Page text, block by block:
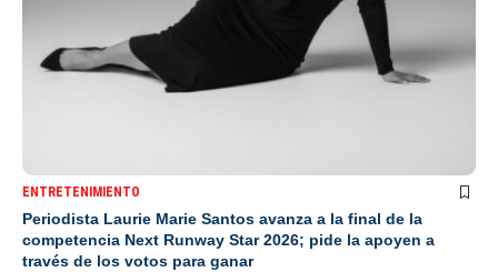
ENTRETENIMIENTO
Periodista Laurie Marie Santos avanza a la final de la
competencia Next Runway Star 2026; pide la apoyen a
través de los votos para ganar